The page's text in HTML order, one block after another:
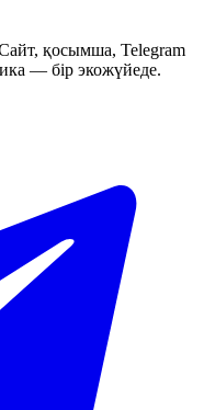
қосымша, Telegram
— бір экожүйеде.